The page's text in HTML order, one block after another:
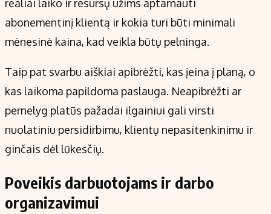
realiai laiko ir resursų užims aptarnauti
abonementinį klientą ir kokia turi būti minimali
mėnesinė kaina, kad veikla būtų pelninga.
Taip pat svarbu aiškiai apibrėžti, kas įeina į planą, o
kas laikoma papildoma paslauga. Neapibrėžti ar
pernelyg platūs pažadai ilgainiui gali virsti
nuolatiniu persidirbimu, klientų nepasitenkinimu ir
ginčais dėl lūkesčių.
Poveikis darbuotojams ir darbo
organizavimui